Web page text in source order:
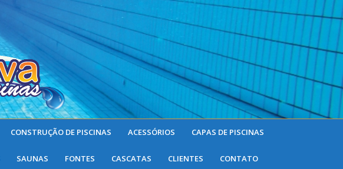
CONSTRUÇÃO DE PISCINAS ACESSÓRIOS CAPAS DE PISCINAS
SAUNAS FONTES CASCATAS CLIENTES CONTATO